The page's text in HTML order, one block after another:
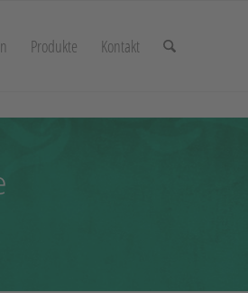
Produkte Kontakt